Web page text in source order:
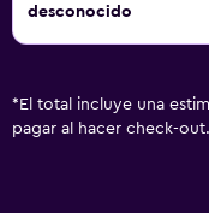
desconocido
* El total incluye una
pagar al hacer check-out.